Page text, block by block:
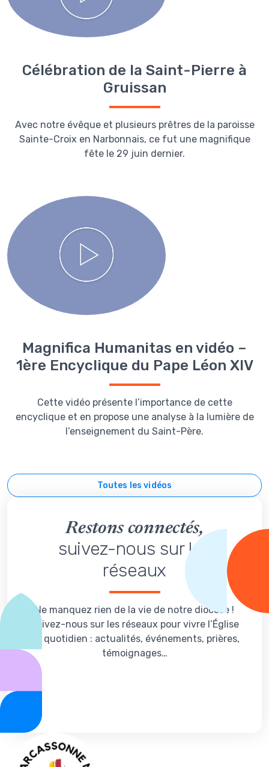
Célébration de la Saint-Pierre à
Gruissan
Avec notre évêque et plusieurs prêtres de la paroisse
Sainte-Croix en Narbonnais, ce fut une magnifique
fête le 29 juin dernier.
Magnifica Humanitas en vidéo –
1ère Encyclique du Pape Léon XIV
Cette vidéo présente l’importance de cette
encyclique et en propose une analyse à la lumière de
l’enseignement du Saint-Père.
Toutes les vidéos
Restons connectés,
suivez-nous sur les
réseaux
Ne manquez rien de la vie de notre diocèse !
Suivez-nous sur les réseaux pour vivre l’Église
au quotidien : actualités, événements, prières,
témoignages…